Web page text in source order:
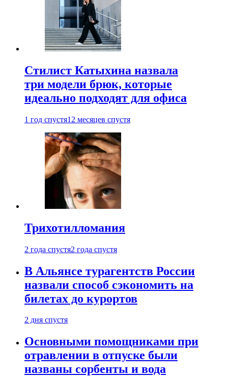
Стилист Катыхина назвала
три модели брюк, которые
идеально подходят для офиса
1 год спустя12 месяцев спустя
Трихотилломания
2 года спустя2 года спустя
В Альянсе турагентств России
назвали способ сэкономить на
билетах до курортов
2 дня спустя
Основными помощниками при
отравлении в отпуске были
названы сорбенты и вода